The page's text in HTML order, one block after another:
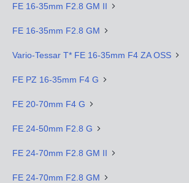
FE 16-35mm F2.8 GM II
FE 16-35mm F2.8 GM
Vario-Tessar T* FE 16-35mm F4 ZA OSS
FE PZ 16-35mm F4 G
FE 20-70mm F4 G
FE 24-50mm F2.8 G
FE 24-70mm F2.8 GM II
FE 24-70mm F2.8 GM